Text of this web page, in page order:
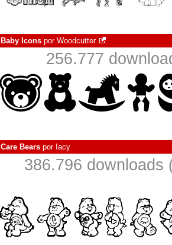
Baby Icons por Woodcutter
256.777
Care Bears por Iacy
386.796 downloads